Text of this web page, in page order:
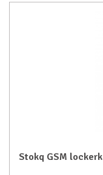
Stokq GSM